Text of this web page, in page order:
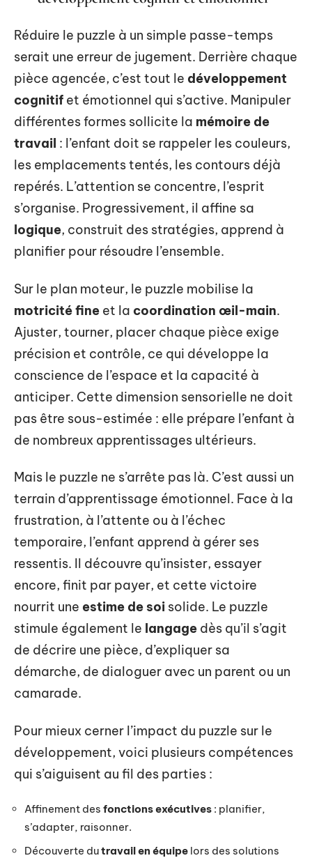
Réduire le puzzle à un simple passe-temps
serait une erreur de jugement. Derrière chaque
pièce agencée, c’est tout le développement
cognitif et émotionnel qui s’active. Manipuler
différentes formes sollicite la mémoire de
travail : l’enfant doit se rappeler les couleurs,
les emplacements tentés, les contours déjà
repérés. L’attention se concentre, l’esprit
s’organise. Progressivement, il affine sa
logique, construit des stratégies, apprend à
planifier pour résoudre l’ensemble.
Sur le plan moteur, le puzzle mobilise la
motricité fine et la coordination œil-main.
Ajuster, tourner, placer chaque pièce exige
précision et contrôle, ce qui développe la
conscience de l’espace et la capacité à
anticiper. Cette dimension sensorielle ne doit
pas être sous-estimée : elle prépare l’enfant à
de nombreux apprentissages ultérieurs.
Mais le puzzle ne s’arrête pas là. C’est aussi un
terrain d’apprentissage émotionnel. Face à la
frustration, à l’attente ou à l’échec
temporaire, l’enfant apprend à gérer ses
ressentis. Il découvre qu’insister, essayer
encore, finit par payer, et cette victoire
nourrit une estime de soi solide. Le puzzle
stimule également le langage dès qu’il s’agit
de décrire une pièce, d’expliquer sa
démarche, de dialoguer avec un parent ou un
camarade.
Pour mieux cerner l’impact du puzzle sur le
développement, voici plusieurs compétences
qui s’aiguisent au fil des parties :
Affinement des fonctions exécutives : planifier,
s’adapter, raisonner.
Découverte dutravail en équipe lors des solutions